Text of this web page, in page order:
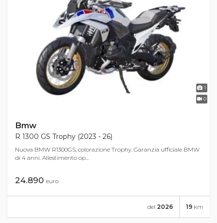
1
0
Bmw
R 1300 GS Trophy (2023 - 26)
Nuova BMW R1300GS, colorazione Trophy. Garanzia ufficiale BMW
di 4 anni. Allestimento op...
24.890 euro
19 km
del 2026